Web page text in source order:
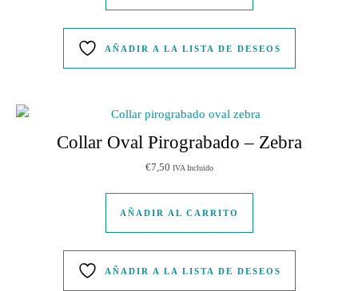
AÑADIR A LA LISTA DE DESEOS
Collar Oval Pirograbado – Zebra
€7,50 IVA Incluido
AÑADIR AL CARRITO
AÑADIR A LA LISTA DE DESEOS